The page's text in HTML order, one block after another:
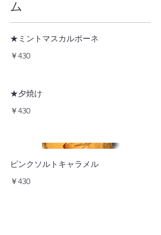
ム
★ミントマスカルポーネ
￥430
★夕焼け
￥430
ピンクソルトキャラメル
￥430